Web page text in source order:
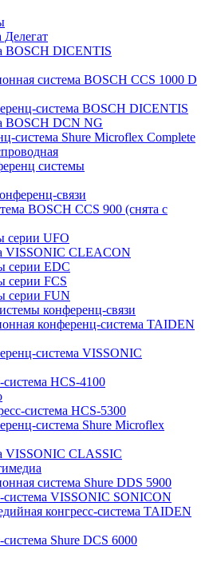
BOSCH DICENTIS
система BOSCH CCS 1000 D
система BOSCH DICENTIS
BOSCH DCN NG
система Shure Microflex Complete
системы
связи
BOSCH CCS 900 (снята с
серии UFO
VISSONIC CLEACON
серии EDC
серии FCS
серии FUN
конференц-связи
конференц-система TAIDEN
система VISSONIC
HCS-4100
система HCS-5300
система Shure Microflex
VISSONIC CLASSIC
система Shure DDS 5900
система VISSONIC SONICON
конгресс-система TAIDEN
Shure DCS 6000